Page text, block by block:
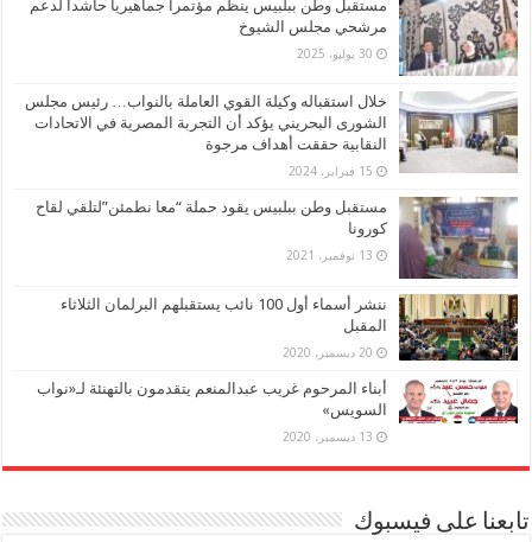
مستقبل وطن ببلبيس ينظم مؤتمراً جماهيرياً حاشدا لدعم
مرشحي مجلس الشيوخ
30 يوليو، 2025
خلال استقباله وكيلة القوي العاملة بالنواب… رئيس مجلس
الشورى البحريني يؤكد أن التجربة المصرية في الاتحادات
النقابية حققت أهداف مرجوة
15 فبراير، 2024
مستقبل وطن ببلبيس يقود حملة “معا نطمئن”لتلقي لقاح
كورونا
13 نوفمبر، 2021
ننشر أسماء أول 100 نائب يستقبلهم البرلمان الثلاثاء
المقبل
20 ديسمبر، 2020
أبناء المرحوم غريب عبدالمنعم يتقدمون بالتهنئة لـ«نواب
السويس»
13 ديسمبر، 2020
تابعنا على فيسبوك